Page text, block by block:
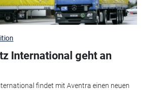
International geht an
findet mit Aventra einen neuen